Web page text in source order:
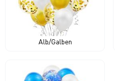
Alb/Galben